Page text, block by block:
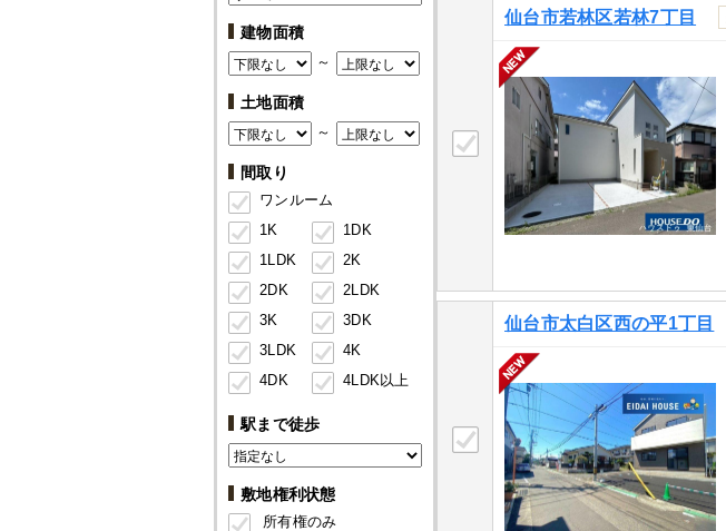
建物面積
～
土地面積
～
間取り
ワンルーム
1K
1DK
1LDK
2K
2DK
2LDK
3K
3DK
3LDK
4K
4DK
4LDK以上
駅まで徒歩
敷地権利状態
所有権のみ
仙台市若林区若林7丁目
仙台市太白区西の平1丁目